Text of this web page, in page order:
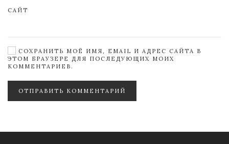
САЙТ
СОХРАНИТЬ МОЁ ИМЯ, EMAIL И АДРЕС САЙТА В
ЭТОМ БРАУЗЕРЕ ДЛЯ ПОСЛЕДУЮЩИХ МОИХ
КОММЕНТАРИЕВ.
ОТПРАВИТЬ КОММЕНТАРИЙ